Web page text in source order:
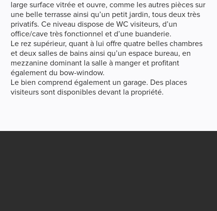
large surface vitrée et ouvre, comme les autres pièces sur
une belle terrasse ainsi qu’un petit jardin, tous deux très
privatifs. Ce niveau dispose de WC visiteurs, d’un
office/cave très fonctionnel et d’une buanderie.
Le rez supérieur, quant à lui offre quatre belles chambres
et deux salles de bains ainsi qu’un espace bureau, en
mezzanine dominant la salle à manger et profitant
également du bow-window.
Le bien comprend également un garage. Des places
visiteurs sont disponibles devant la propriété.